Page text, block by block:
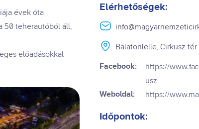
évek óta
50 teherautóból áll,
előadásokkal
Elérhetőségek:
Balatonlelle, Cirkusz tér
Facebook:
https://
usz
Weboldal: https://
Időpontok: